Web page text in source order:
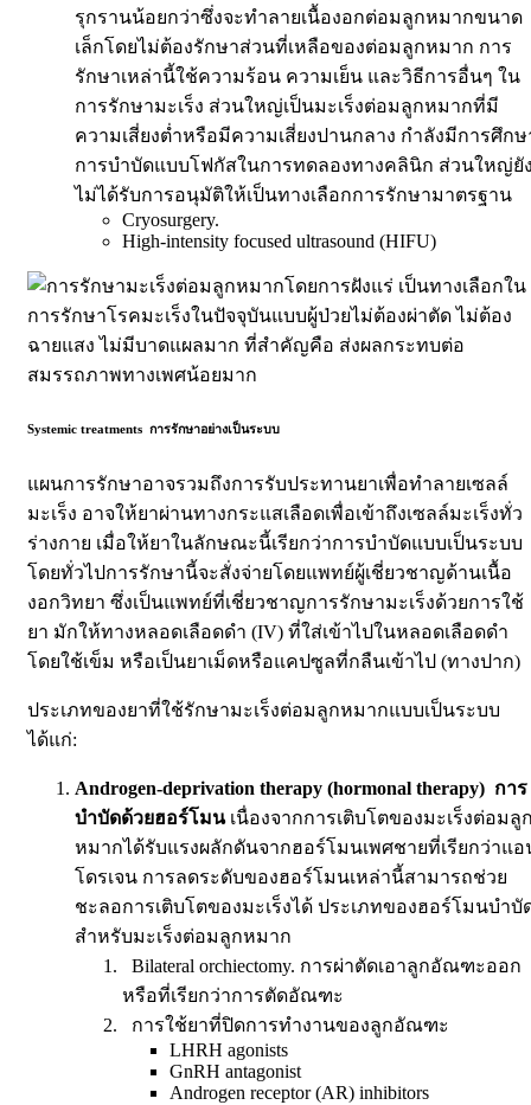
รุกรานน้อยกว่าซึ่งจะทำลายเนื้องอกต่อมลูกหมากขนาด
เล็กโดยไม่ต้องรักษาส่วนที่เหลือของต่อมลูกหมาก การ
รักษาเหล่านี้ใช้ความร้อน ความเย็น และวิธีการอื่นๆ ใน
การรักษามะเร็ง ส่วนใหญ่เป็นมะเร็งต่อมลูกหมากที่มี
ความเสี่ยงต่ำหรือมีความเสี่ยงปานกลาง กำลังมีการศึกษ
การบำบัดแบบโฟกัสในการทดลองทางคลินิก ส่วนใหญ่ยั
ไม่ได้รับการอนุมัติให้เป็นทางเลือกการรักษามาตรฐาน
Cryosurgery.
High-intensity focused ultrasound (HIFU)
Systemic treatments การรักษาอย่างเป็นระบบ
แผนการรักษาอาจรวมถึงการรับประทานยาเพื่อทำลายเซลล์
มะเร็ง อาจให้ยาผ่านทางกระแสเลือดเพื่อเข้าถึงเซลล์มะเร็งทั่ว
ร่างกาย เมื่อให้ยาในลักษณะนี้เรียกว่าการบำบัดแบบเป็นระบบ
โดยทั่วไปการรักษานี้จะสั่งจ่ายโดยแพทย์ผู้เชี่ยวชาญด้านเนื้อ
งอกวิทยา ซึ่งเป็นแพทย์ที่เชี่ยวชาญการรักษามะเร็งด้วยการใช้
ยา มักให้ทางหลอดเลือดดำ (IV) ที่ใส่เข้าไปในหลอดเลือดดำ
โดยใช้เข็ม หรือเป็นยาเม็ดหรือแคปซูลที่กลืนเข้าไป (ทางปาก)
ประเภทของยาที่ใช้รักษามะเร็งต่อมลูกหมากแบบเป็นระบบ
ได้แก่:
Androgen-deprivation therapy (hormonal therapy) การ
บำบัดด้วยฮอร์โมนเนื่องจากการเติบโตของมะเร็งต่อมลู
หมากได้รับแรงผลักดันจากฮอร์โมนเพศชายที่เรียกว่าแอ
โดรเจน การลดระดับของฮอร์โมนเหล่านี้สามารถช่วย
ชะลอการเติบโตของมะเร็งได้ ประเภทของฮอร์โมนบำบั
สำหรับมะเร็งต่อมลูกหมาก
Bilateral orchiectomy. การผ่าตัดเอาลูกอัณฑะออก
หรือที่เรียกว่าการตัดอัณฑะ
การใช้ยาที่ปิดการทำงานของลูกอัณฑะ
LHRH agonists
GnRH antagonist
Androgen receptor (AR) inhibitors